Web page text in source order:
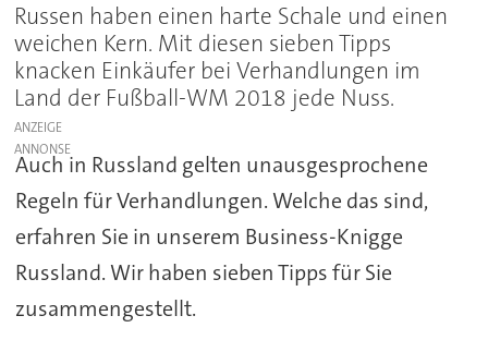
Russen haben einen harte Schale und einen
weichen Kern. Mit diesen sieben Tipps
knacken Einkäufer bei Verhandlungen im
Land der Fußball-WM 2018 jede Nuss.
ANZEIGE
Auch in Russland gelten unausgesprochene
Regeln für Verhandlungen. Welche das sind,
erfahren Sie in unserem Business-Knigge
Russland. Wir haben sieben Tipps für Sie
zusammengestellt.